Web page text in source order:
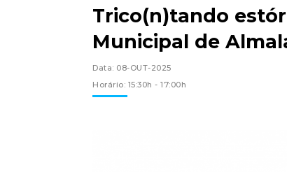
Trico(n)tando
Municipal de
Data: 08-OUT-2025
Horário: 15:30h - 17:00h